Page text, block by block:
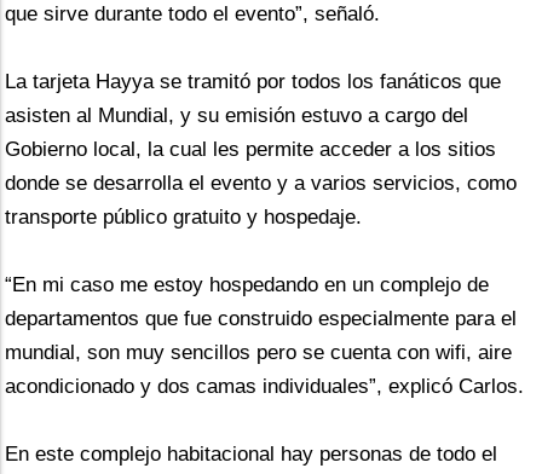
que sirve durante todo el evento”, señaló.
La tarjeta Hayya se tramitó por todos los fanáticos que
asisten al Mundial, y su emisión estuvo a cargo del
Gobierno local, la cual les permite acceder a los sitios
donde se desarrolla el evento y a varios servicios, como
transporte público gratuito y hospedaje.
“En mi caso me estoy hospedando en un complejo de
departamentos que fue construido especialmente para el
mundial, son muy sencillos pero se cuenta con wifi, aire
acondicionado y dos camas individuales”, explicó Carlos.
En este complejo habitacional hay personas de todo el